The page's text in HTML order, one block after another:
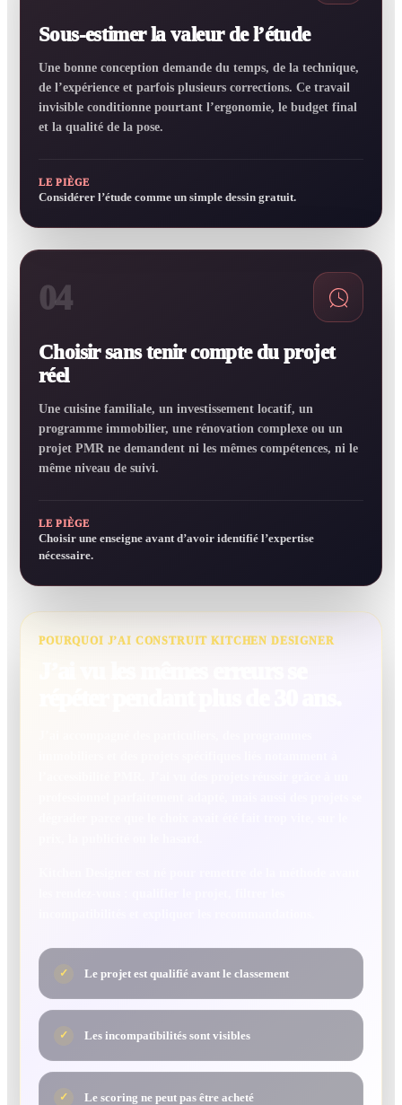
Sous-estimer la valeur de l’étude
Une bonne conception demande du temps, de la technique,
de l’expérience et parfois plusieurs corrections. Ce travail
invisible conditionne pourtant l’ergonomie, le budget final
et la qualité de la pose.
LE PIÈGE
Considérer l’étude comme un simple dessin gratuit.
04
Choisir sans tenir compte du projet
réel
Une cuisine familiale, un investissement locatif, un
programme immobilier, une rénovation complexe ou un
projet PMR ne demandent ni les mêmes compétences, ni le
même niveau de suivi.
LE PIÈGE
Choisir une enseigne avant d’avoir identifié l’expertise
nécessaire.
POURQUOI J’AI CONSTRUIT KITCHEN DESIGNER
✓ Le projet est qualifié avant le classement
✓ Les incompatibilités sont visibles
✓ Le scoring ne peut pas être acheté